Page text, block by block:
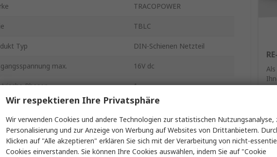
TRACOPOWER
TBLC
Typ DIN-Schienen Netzteil
max. 16V dc
Phasen 1
Typ AC
der Ausgänge
48W
Wir respektieren Ihre Privatsphäre
Wir verwenden Cookies und andere Technologien zur statistischen Nutzungsanalyse,
Personalisierung und zur Anzeige von Werbung auf Websites von Drittanbietern.
Klicken auf "Alle akzeptieren" erklären Sie sich mit der Verarbeitung von nicht-
Cookies einverstanden. Sie können Ihre Cookies auswählen, indem Sie auf "Cookie